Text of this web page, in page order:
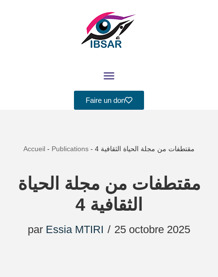
Faire un don
Accueil - Publications - مقتطفات من مجلة الحياة الثقافية 4
مقتطفات من مجلة الحياة
الثقافية 4
par Essia MTIRI 25 octobre 2025